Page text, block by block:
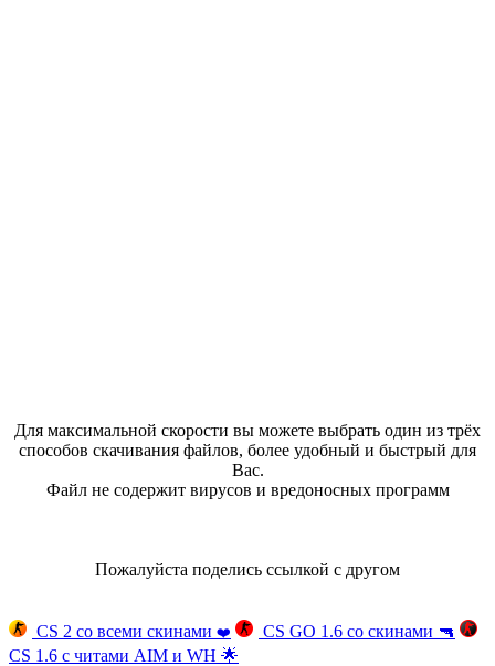
Для максимальной скорости вы можете выбрать один из трёх
способов скачивания файлов, более удобный и быстрый для
Вас.
Файл не содержит вирусов и вредоносных программ
Пожалуйста поделись ссылкой с другом
CS 2 со всеми скинами ❤️ CS GO 1.6 со скинами 🔫
CS 1.6 с читами AIM и WH 🌟